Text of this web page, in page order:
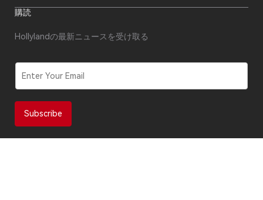
ビデオセンター
購入先
代理店になる
修理状況の確認
フォーラム
お問い合わせ
コンプライアンス
ソフトウェア更新
購読
Hollylandの最新ニュースを受け取る
E
m
a
i
*
Subscribe